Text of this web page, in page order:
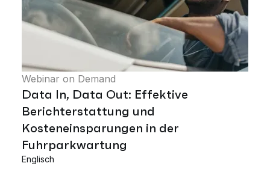
Webinar on Demand
Data In, Data Out: Effektive
Berichterstattung und
Kosteneinsparungen in der
Fuhrparkwartung
Englisch